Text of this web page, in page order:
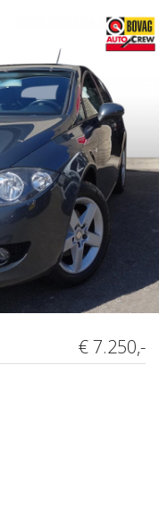
€ 7.250,-